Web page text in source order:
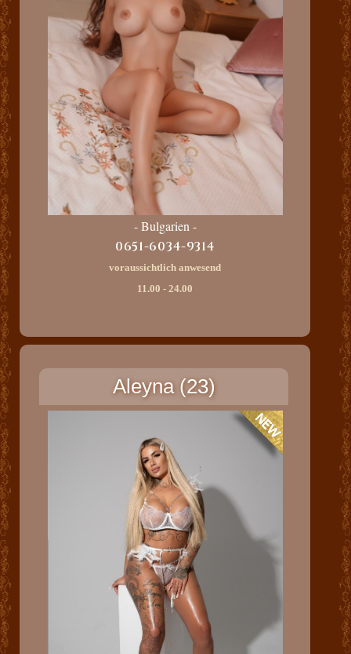
- Bulgarien -
0651-6034-9314
voraussichtlich anwesend
11.00 - 24.00
Aleyna (23)